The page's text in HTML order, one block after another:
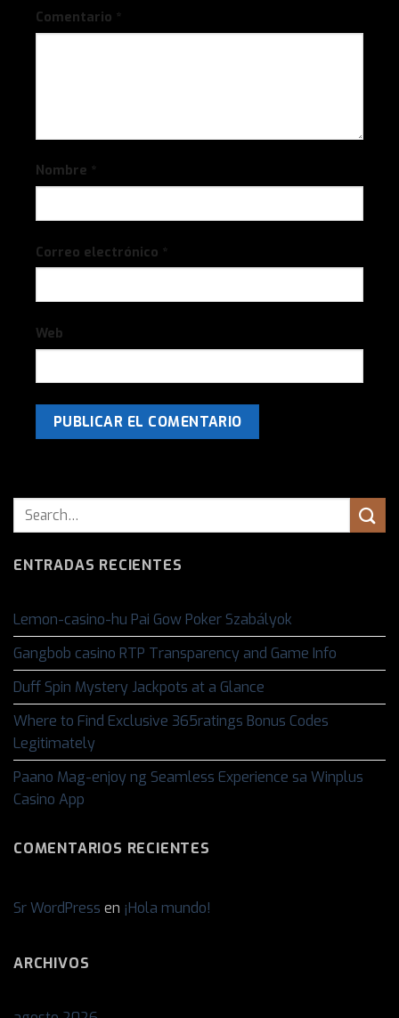
Comentario *
Nombre *
Correo electrónico *
Web
ENTRADAS RECIENTES
Lemon-casino-hu Pai Gow Poker Szabályok
Gangbob casino RTP Transparency and Game Info
Duff Spin Mystery Jackpots at a Glance
Where to Find Exclusive 365ratings Bonus Codes
Legitimately
Paano Mag-enjoy ng Seamless Experience sa Winplus
Casino App
COMENTARIOS RECIENTES
Sr WordPress en ¡Hola mundo!
ARCHIVOS